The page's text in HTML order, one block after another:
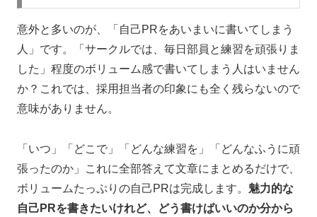
意外と多いのが、「自己 PRをあいまいに書いてしまう
人」です。「サークルでは、毎日部員と練習を頑張りま
した」程度のボリューム感で書いてしまう人はいません
か？これでは、採用担当者の印象にも全く残らないので
意味がありません。
「いつ」「どこで」「どんな練習を」「どんなふうに頑
張ったのか」これに全部答えて文章にまとめるだけで、
ボリュームたっぷりの自己 PRは完成します。 魅力的な
自己 PRを書きたいけれど、どう書けばいいのか分から